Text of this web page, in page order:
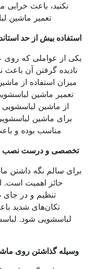
نکنید، باعث خرابی
تعمیر ماشین
بیش از حد
از عواملی که روی عمر
گرفتن آن باعث
استفاده از ماشین
مناسب بوده و باعث
و درست نصب
سالم نگه داشتن
حائز اهمیت است.
تنظیم و در جای
تکان‌های شدید باعث
لباسشویی شود.
گذاشتن روی ماشین